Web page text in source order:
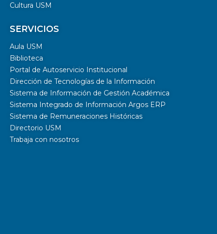
Cultura USM
SERVICIOS
Aula USM
Biblioteca
Portal de Autoservicio Institucional
Dirección de Tecnologías de la Información
Sistema de Información de Gestión Académica
Sistema Integrado de Información Argos ERP
Sistema de Remuneraciones Históricas
Directorio USM
Trabaja con nosotros